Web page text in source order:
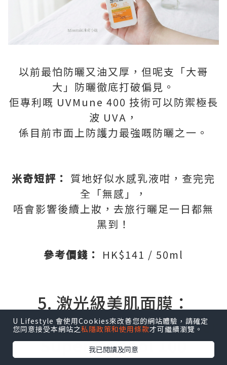
以前最怕防曬又油又厚，但呢支「大哥
大」防曬徹底打破偏見。
佢專利嘅 UVMune 400 技術可以防禦極長
波 UVA，
係目前市面上防護力最強嘅防曬之一。
米奇短評： 質地好似水感乳液咁，查完完
全「無感」，
唔會影響後續上妝，去旅行曬足一日都無
黑到！
參考價錢： HK$141 / 50ml
5. 激光級美肌面膜：
Quality First Derma Laser
Super Retinol 100
U Lifestyle 會使用Cookies來改善您的網站體驗，請確定
您同意接受本網站之私隱政策和使用條款才可繼續瀏覽。
我已閱讀及同意